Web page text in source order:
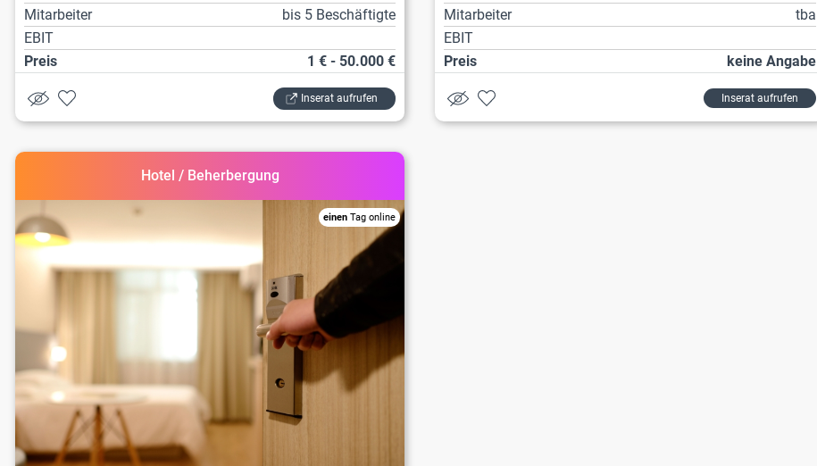
Mitarbeiter
bis 5 Beschäftigte
EBIT
Preis
1 € - 50.000 €
Inserat aufrufen
Mitarbeiter
tba
EBIT
Preis
keine Angabe
Inserat aufrufen
Hotel / Beherbergung
einen Tag online